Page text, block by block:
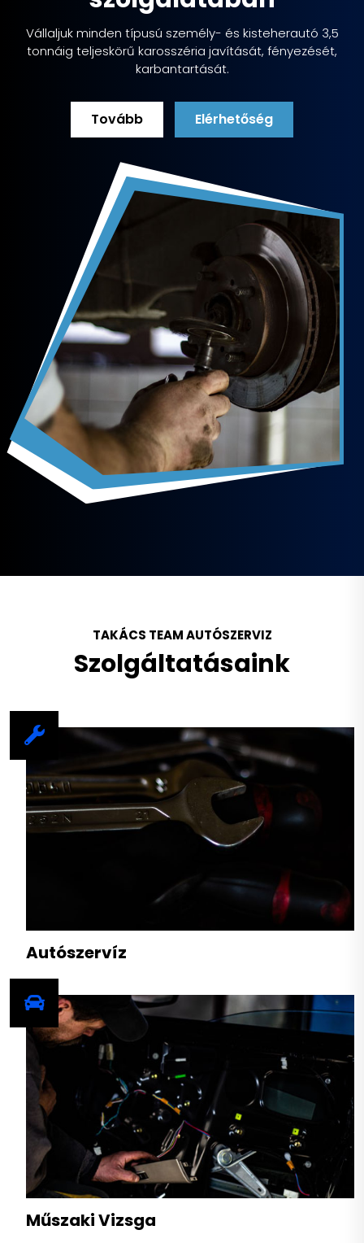
Vállaljuk minden típusú személy- és kisteherautó 3,5
tonnáig teljeskörű karosszéria javítását, fényezését,
karbantartását.
Tovább Elérhetőség
TAKÁCS TEAM AUTÓSZERVIZ
Szolgáltatásaink
Autószervíz
Műszaki Vizsga